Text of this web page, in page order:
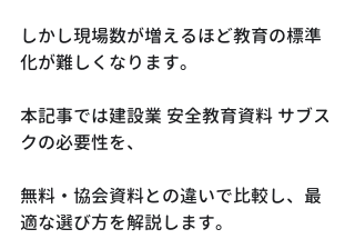
しかし現場数が増えるほど教育の標準
化が難しくなります。
本記事では建設業 安全教育資料 サブス
クの必要性を、
無料・協会資料との違いで比較し、最
適な選び方を解説します。